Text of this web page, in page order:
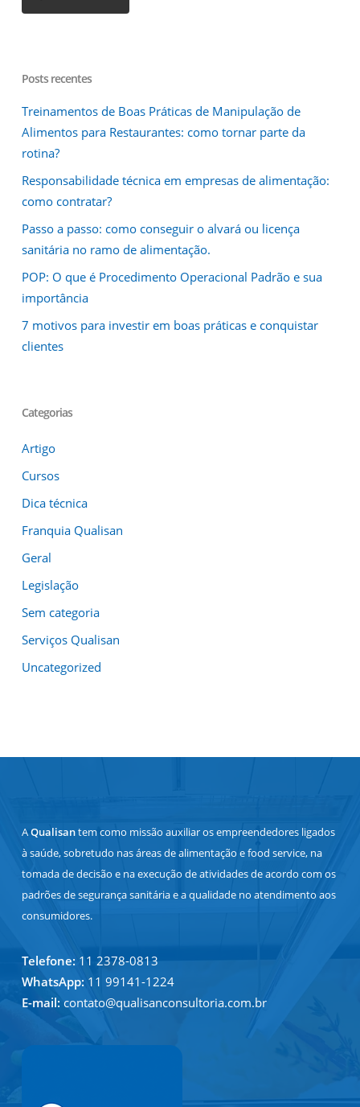
Posts recentes
Treinamentos de Boas Práticas de Manipulação de
Alimentos para Restaurantes: como tornar parte da
rotina?
Responsabilidade técnica em empresas de alimentação:
como contratar?
Passo a passo: como conseguir o alvará ou licença
sanitária no ramo de alimentação.
POP: O que é Procedimento Operacional Padrão e sua
importância
7 motivos para investir em boas práticas e conquistar
clientes
Categorias
Artigo
Cursos
Dica técnica
Franquia Qualisan
Geral
Legislação
Sem categoria
Serviços Qualisan
Uncategorized
AQualisantem como missão auxiliar os empreendedores ligados
à saúde, sobretudo nas áreas de alimentação e food service, na
tomada de decisão e na execução de atividades de acordo com os
padrões de segurança sanitária e a qualidade no atendimento aos
consumidores.
Telefone:11 2378-0813
WhatsApp:11 99141-1224
E-mail: contato@qualisanconsultoria.com.br